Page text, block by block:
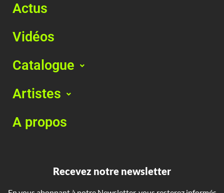
Actus
Vidéos
Catalogue
Artistes
A propos
Recevez notre newsletter